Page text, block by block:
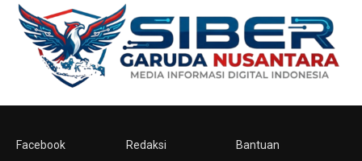
Facebook
Redaksi
Bantuan